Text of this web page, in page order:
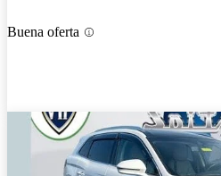
Buena oferta